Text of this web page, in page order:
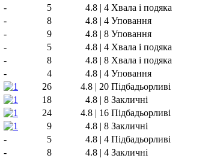
- 5 4.8 | 4 Хвала і подяка
- 8 4.8 | 4 Уповання
- 9 4.8 | 8 Уповання
- 5 4.8 | 4 Хвала і подяка
- 8 4.8 | 8 Хвала і подяка
- 4 4.8 | 4 Уповання
26 4.8 | 20 Підбадьорливі
18 4.8 | 8 Закличні
24 4.8 | 16 Підбадьорливі
9 4.8 | 8 Закличні
- 5 4.8 | 4 Підбадьорливі
- 8 4.8 | 4 Закличні